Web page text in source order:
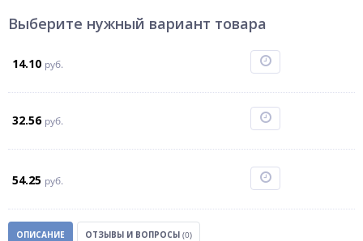
Выберите нужный вариант товара
14.10 руб.
32.56 руб.
54.25 руб.
ОПИСАНИЕ ОТЗЫВЫ И ВОПРОСЫ (0)